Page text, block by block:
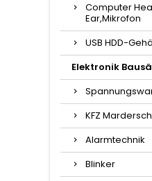
Computer
Ear,Mikrofon
USB HDD-
Elektronik
KFZ
Alarmtechnik
Blinker